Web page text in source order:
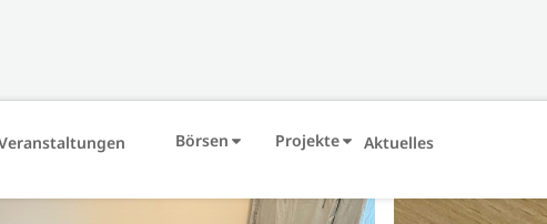
Börsen Projekte Aktuelles